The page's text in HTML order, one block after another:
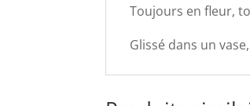
Toujours en fleur,
Glissé dans un